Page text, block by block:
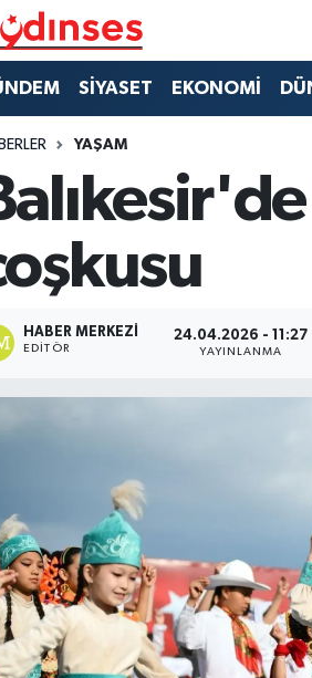
SİYASET EKONOMİ
YAŞAM
HABER MERKEZI
EDITÖR
24.04.2026 - 11:27
YAYINLANMA
Vakitleri